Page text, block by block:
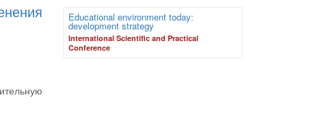
Educational environment today:
development strategy
International Scientific and Practical
Conference